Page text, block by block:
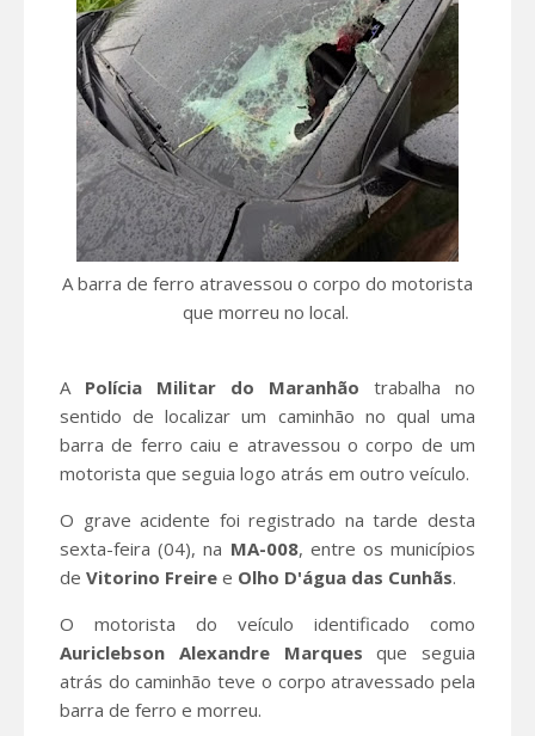
A barra de ferro atravessou o corpo do motorista
que morreu no local.
A Polícia Militar do Maranhão trabalha no
sentido de localizar um caminhão no qual uma
barra de ferro caiu e atravessou o corpo de um
motorista que seguia logo atrás em outro veículo.
O grave acidente foi registrado na tarde desta
sexta-feira (04), na MA-008, entre os municípios
de Vitorino Freire e Olho D'água das Cunhãs.
O motorista do veículo identificado como
Auriclebson Alexandre Marques que seguia
atrás do caminhão teve o corpo atravessado pela
barra de ferro e morreu.